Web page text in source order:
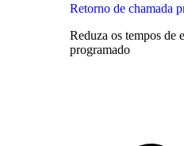
Retorno de chamada
Reduza os tempos de
programado